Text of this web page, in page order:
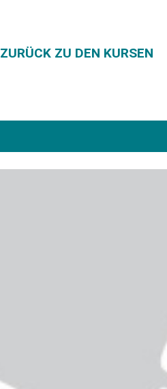
ZURÜCK ZU DEN KURSEN